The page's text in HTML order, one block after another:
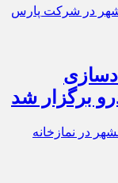
برگزار شد